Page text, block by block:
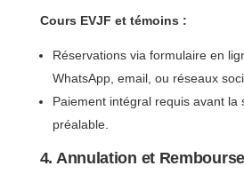
Cours EVJF et témoins :
Réservations via formulaire en
WhatsApp, email, ou réseaux
Paiement intégral requis avant la
préalable.
4. Annulation et